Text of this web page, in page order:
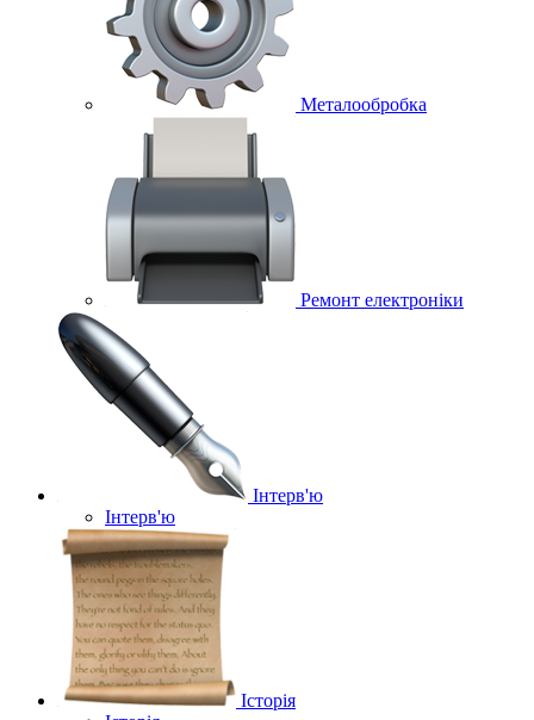
Металообробка
Ремонт електроніки
Інтерв'ю
Інтерв'ю
Історія